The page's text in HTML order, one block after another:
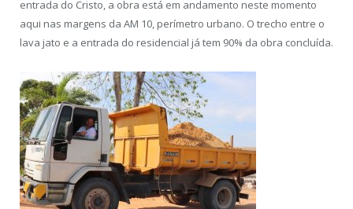
entrada do Cristo, a obra está em andamento neste momento
aqui nas margens da AM 10, perímetro urbano. O trecho entre o
lava jato e a entrada do residencial já tem 90% da obra concluída.